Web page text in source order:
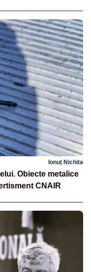
Ionuț Nichita
Obiecte metalice
CNAIR